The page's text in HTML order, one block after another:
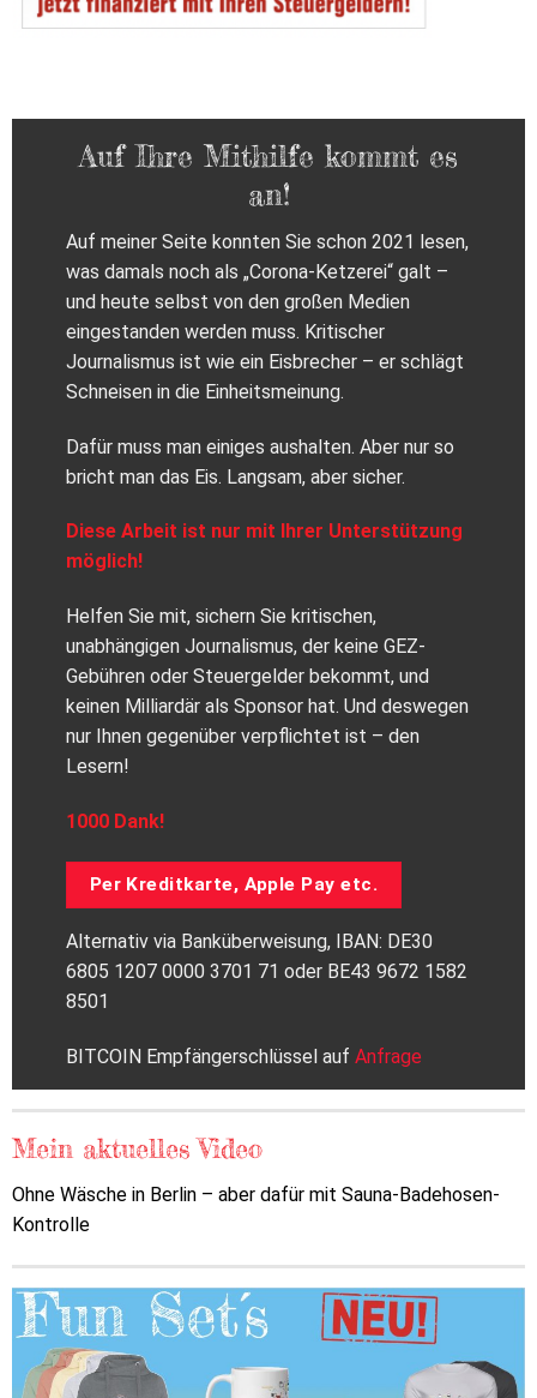
Auf Ihre Mithilfe kommt es
an!
Auf meiner Seite konnten Sie schon 2021 lesen,
was damals noch als „Corona-Ketzerei“ galt –
und heute selbst von den großen Medien
eingestanden werden muss. Kritischer
Journalismus ist wie ein Eisbrecher – er schlägt
Schneisen in die Einheitsmeinung.
Dafür muss man einiges aushalten. Aber nur so
bricht man das Eis. Langsam, aber sicher.
Diese Arbeit ist nur mit Ihrer Unterstützung
möglich!
Helfen Sie mit, sichern Sie kritischen,
unabhängigen Journalismus, der keine GEZ-
Gebühren oder Steuergelder bekommt, und
keinen Milliardär als Sponsor hat. Und deswegen
nur Ihnen gegenüber verpflichtet ist – den
Lesern!
1000 Dank!
Per Kreditkarte, Apple Pay etc.
Alternativ via Banküberweisung, IBAN: DE30
6805 1207 0000 3701 71 oder BE43 9672 1582
8501
BITCOIN Empfängerschlüssel auf Anfrage
Mein aktuelles Video
Ohne Wäsche in Berlin – aber dafür mit Sauna-Badehosen-
Kontrolle